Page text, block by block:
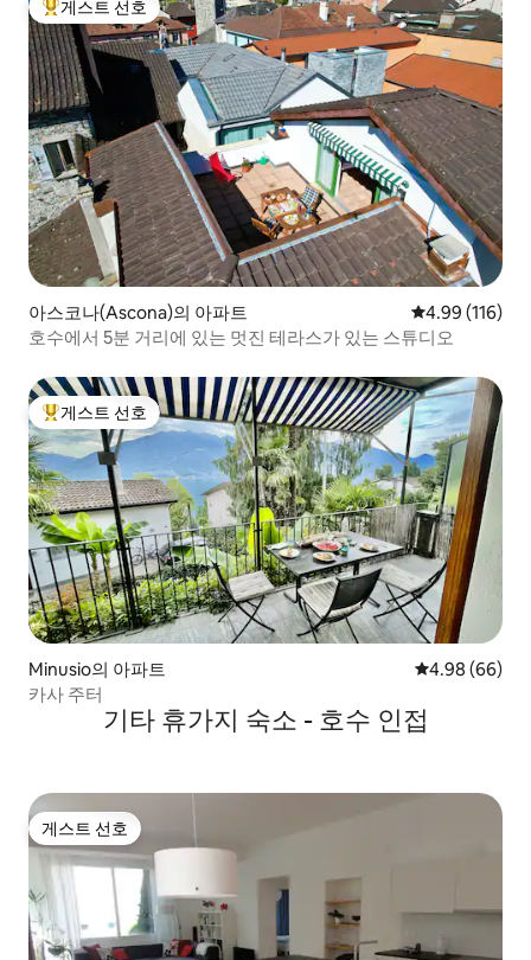
상위 게스트 선호
게스트 선호
아스코나(Ascona)의 아파트 평점 4.99점(5
4.99 (116)
호수에서 5분 거리에 있는 멋진 테라스가 있는 스튜디오
상위 게스트 선호
게스트 선호
Minusio의 아파트 평점 4.98점(5
4.98 (66)
카사 주터
기타 휴가지 숙소 - 호수 인접
게스트 선호
게스트 선호